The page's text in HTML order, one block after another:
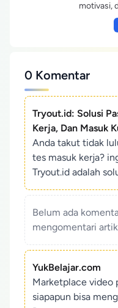
motivasi,
0 Komentar
Tryout.id: Solusi
Kerja, Dan Masuk
Anda takut tidak
tes masuk kerja?
Tryout.id adalah
Belum ada
mengomentari
YukBelajar.com
Marketplace video
siapapun bisa